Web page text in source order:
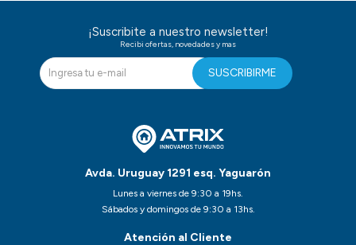
Avda. Uruguay 1291 esq. Yaguarón
Lunes a viernes de 9:30 a 19hs.
Sábados y domingos de 9:30 a 13hs.
Atención al Cliente
¡Suscribite a nuestro newsletter!
Recibi ofertas, novedades y mas
SUSCRIBIRME